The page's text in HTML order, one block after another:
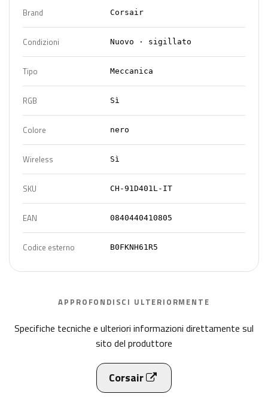
Brand Corsair
Condizioni Nuovo · sigillato
Tipo Meccanica
RGB Sì
Colore nero
Wireless Sì
SKU CH-91D401L-IT
EAN 0840440410805
Codice esterno B0FKNH61R5
APPROFONDISCI ULTERIORMENTE
Specifiche tecniche e ulteriori informazioni direttamente sul
sito del produttore
Corsair